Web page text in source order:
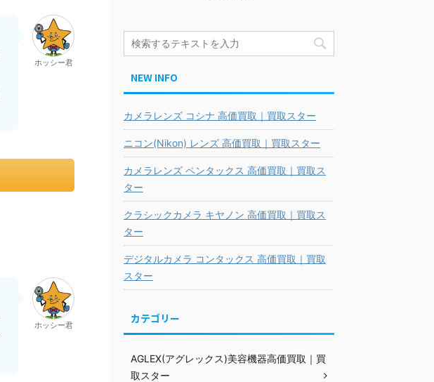
ホッシー君
ホッシー君
NEW INFO
カメラレンズ コシナ 高価買取｜買取スター
ニコン(Nikon) レンズ 高価買取｜買取スター
カメラレンズ ペンタックス 高価買取｜買取ス
ター
クラシックカメラ キヤノン 高価買取｜買取ス
ター
デジタルカメラ コンタックス 高価買取｜買取
スター
カテゴリー
AGLEX(アグレックス)美容機器高価買取｜買
取スター